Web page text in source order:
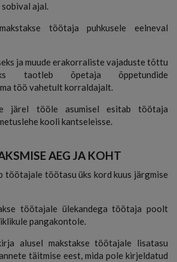
ajal.
töötaja puhkusele eelneval
ja muude erakorraliste vajaduste tõttu
taotleb õpetaja õppetundide
töö vahetult korraldajalt.
järel tööle asumisel esitab töötaja
kooli kantseleisse.
AEG JA KOHT
töötajale töötasu üks kord kuus järgmise
töötajale ülekandega töötaja poolt
pangakontole.
alusel makstakse töötajale lisatasu
täitmise eest, mida pole kirjeldatud